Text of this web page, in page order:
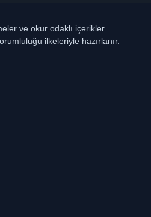
ve okur odaklı içerikler
ilkeleriyle hazırlanır.